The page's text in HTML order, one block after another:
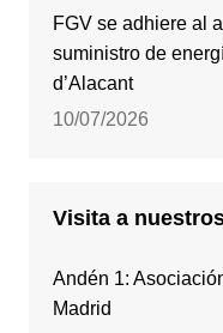
FGV se adhiere al
suministro de
d’Alacant
10/07/2026
Visita a
Andén 1:
Madrid